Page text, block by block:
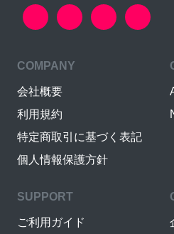
COMPANY
会社概要
利用規約
特定商取引に基づく表記
個人情報保護方針
SUPPORT
ご利用ガイド